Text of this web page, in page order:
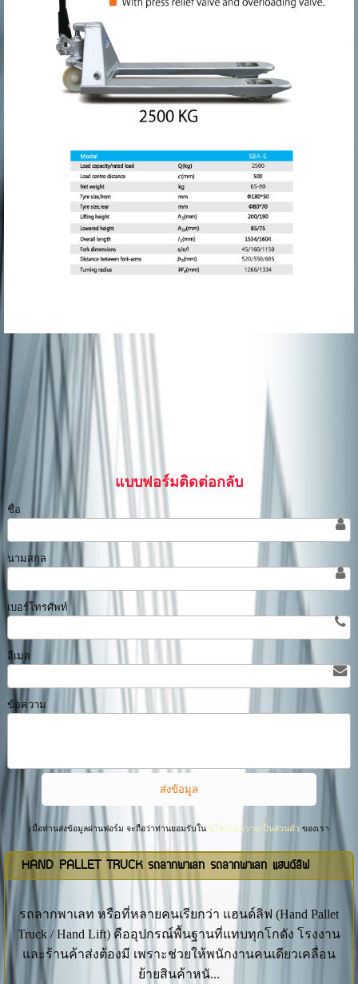
แบบฟอร์มติดต่อกลับ
ชื่อ
นามสกุล
เบอร์โทรศัพท์
อีเมล
ข้อความ
เมื่อท่านส่งข้อมูลผ่านฟอร์ม จะถือว่าท่านยอมรับในนโยบายความเป็นส่วนตัว ของเรา
HAND PALLET TRUCK รถลากพาเลท รถลากพาเลท แฮนด์ลิฟ
รถลากพาเลท หรือที่หลายคนเรียกว่า แฮนด์ลิฟ (Hand Pallet
Truck / Hand Lift) คืออุปกรณ์พื้นฐานที่แทบทุกโกดัง โรงงาน
และร้านค้าส่งต้องมี เพราะช่วยให้พนักงานคนเดียวเคลื่อน
ย้ายสินค้าหนั...